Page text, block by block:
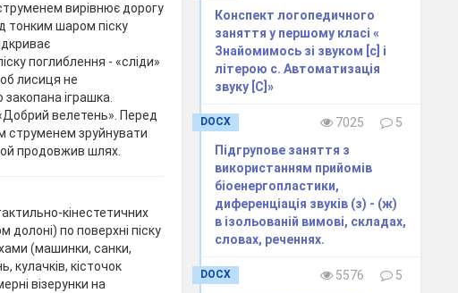
вирівнює дорогу
тонким шаром піску
поглиблення - «сліди»
лисиця не
іграшка.
велетень». Перед
струменем зруйнувати
продовжив шлях.
кінестетичних
долоні) по поверхні піску
(машинки, санки,
кулачків, кісточок
візерунки на
Конспект логопедичного
заняття у першому класі «
Знайомимось зі звуком [c] і
літерою с. Автоматизація
звуку [C]»
DOCX 7025
5
Підгрупове заняття з
використанням прийомів
біоенергопластики,
диференціація звуків (з) - (ж)
в ізольованій вимові, складах,
словах, реченнях.
DOCX 5576
5